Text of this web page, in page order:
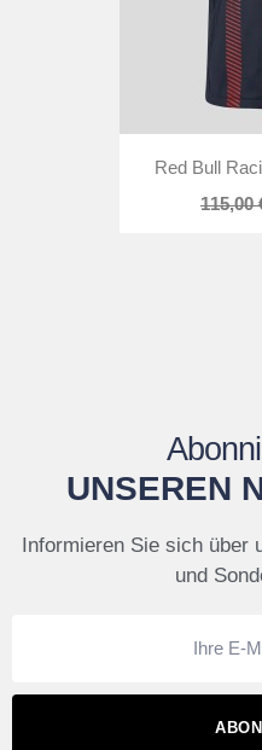
Red Bull
115,00
UNSEREN
Informieren Sie sich über
und